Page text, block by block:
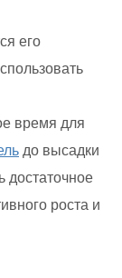
его
время для
до высадки
достаточное
роста и